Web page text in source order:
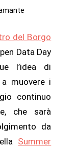
del Borgo
Data Day
l’idea di
a muovere i
continuo
che sarà
da
Summer